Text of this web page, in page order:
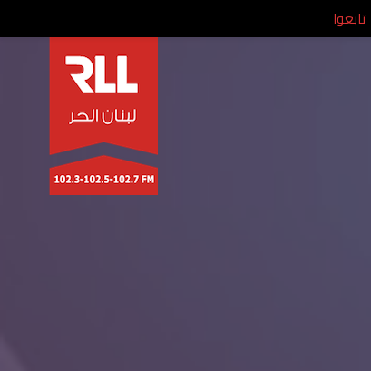
تابعوا